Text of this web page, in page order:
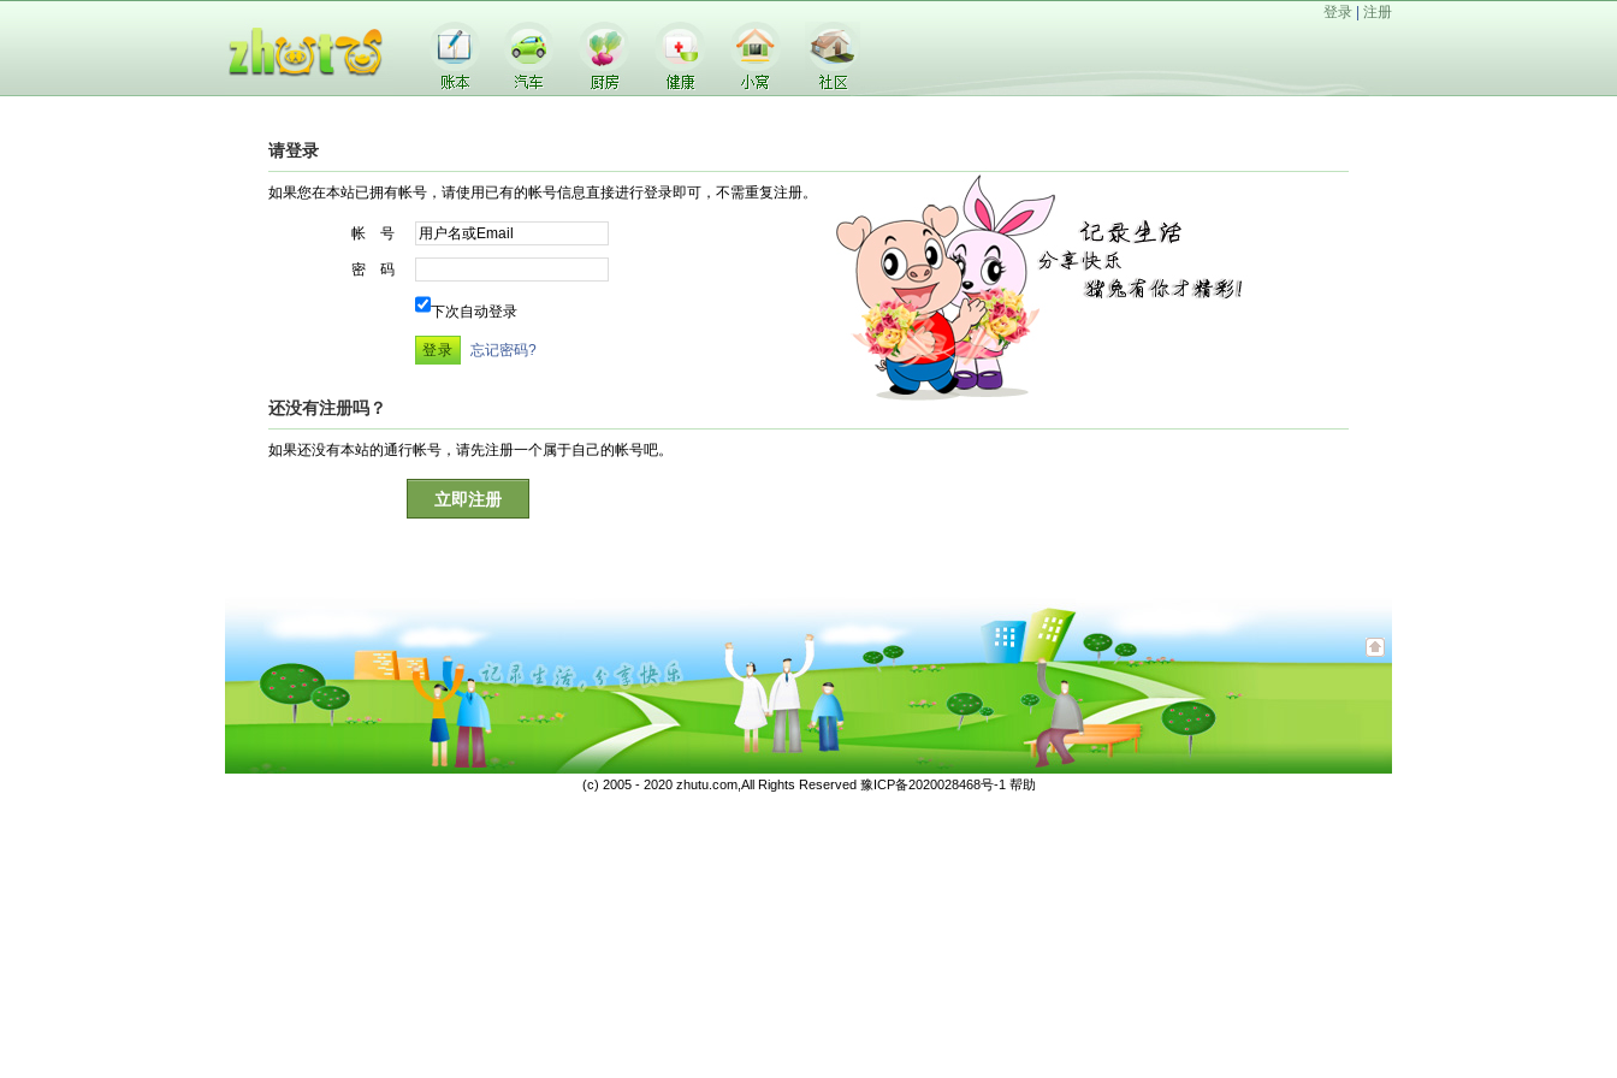
登录 注册
请登录
如果您在本站已拥有帐号，请使用已有的帐号信息直接进行登录即可，不需重复注册。
帐 号
密 码
下次自动登录
忘记密码?
还没有注册吗？
如果还没有本站的通行帐号，请先注册一个属于自己的帐号吧。
立即注册
(c) 2005 - 2020 zhutu.com,All Rights Reserved 豫ICP备2020028468号-1 帮助